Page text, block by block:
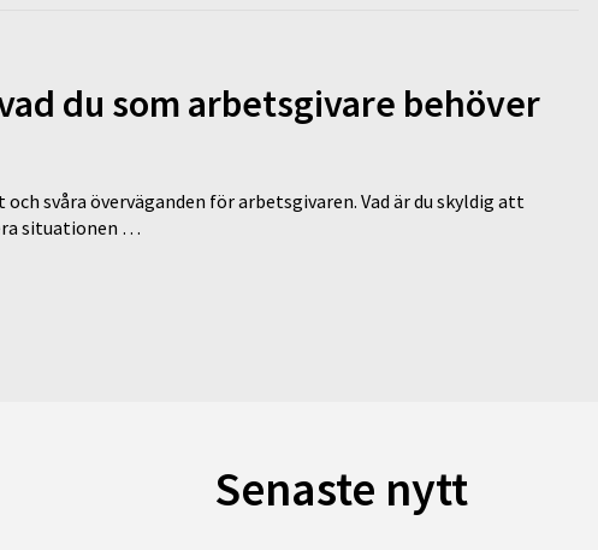
du som arbetsgivare behöver
svåra överväganden för arbetsgivaren. Vad är du skyldig att
situationen …
Senaste nytt